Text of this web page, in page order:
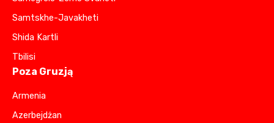
Samtskhe-Javakheti
Shida Kartli
Tbilisi
Poza Gruzją
Armenia
Azerbejdżan